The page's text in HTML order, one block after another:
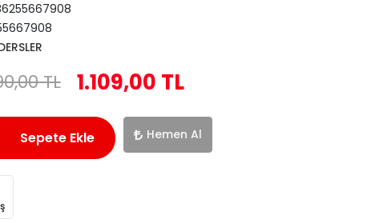
TL 1.109,00 TL
Sepete Ekle Hemen Al